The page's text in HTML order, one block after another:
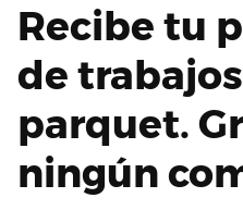
Recibe tu
de
parquet.
ningún